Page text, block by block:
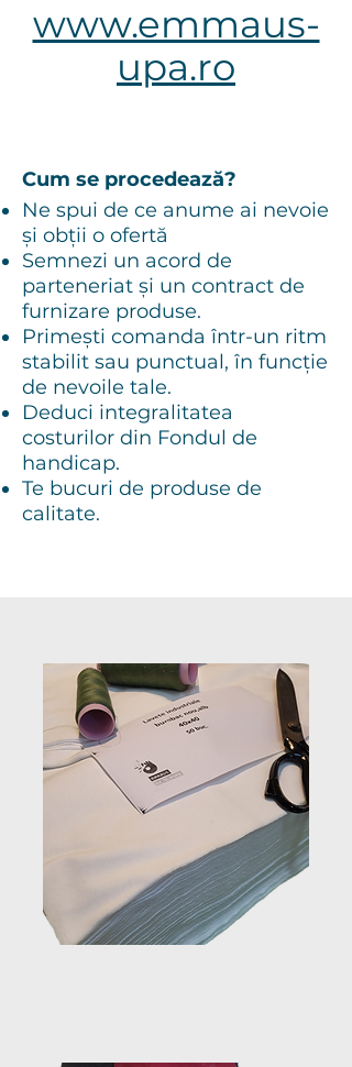
www.emmaus-
upa.ro
Cum se procedează?
Ne spui de ce anume ai nevoie
și obții o ofertă
Semnezi un acord de
parteneriat și un contract de
furnizare produse.
Primești comanda într-un ritm
stabilit sau punctual, în funcție
de nevoile tale.
Deduci integralitatea
costurilor din Fondul de
handicap.
Te bucuri de produse de
calitate.